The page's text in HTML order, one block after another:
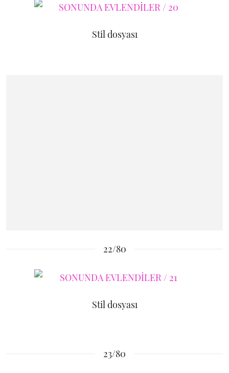
Stil dosyası
22/80
Stil dosyası
23/80